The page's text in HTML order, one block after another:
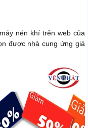
nén khí trên web của
được nhà cung ứng giá